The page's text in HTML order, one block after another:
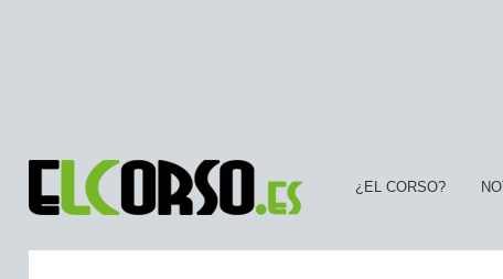
¿EL CORSO?